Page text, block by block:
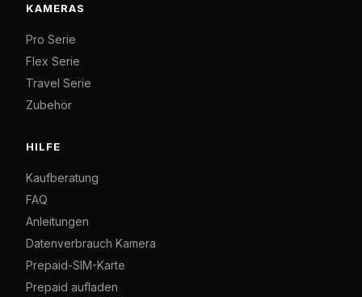
KAMERAS
Pro Serie
Flex Serie
Travel Serie
Zubehör
HILFE
Kaufberatung
FAQ
Anleitungen
Datenverbrauch Kamera
Prepaid-SIM-Karte
Prepaid aufladen